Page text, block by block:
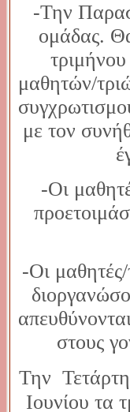
-Την
ομάδας.
μαθητών/
με τον
-Οι
-Οι μαθητές/
στους
Την
Ιουνίου τα